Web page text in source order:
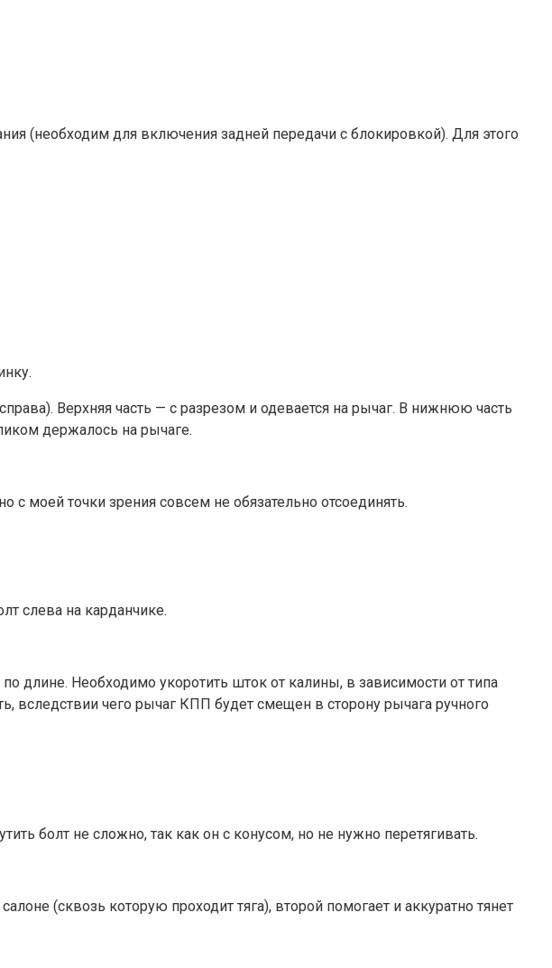
(необходим для включения задней передачи с блокировкой). Для этого
Верхняя часть — с разрезом и одевается на рычаг. В нижнюю часть
держалось на рычаге.
моей точки зрения совсем не обязательно отсоединять.
слева на карданчике.
длине. Необходимо укоротить шток от калины, в зависимости от типа
вследствии чего рычаг КПП будет смещен в сторону рычага ручного
болт не сложно, так как он с конусом, но не нужно перетягивать.
(сквозь которую проходит тяга), второй помогает и аккуратно тянет